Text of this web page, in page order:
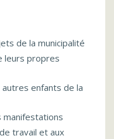
de la municipalité
leurs propres
enfants de la
manifestations
travail et aux